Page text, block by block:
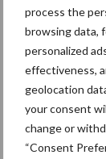
process the
browsing data,
personalized
effectiveness,
geolocation
your consent
change or
“Consent